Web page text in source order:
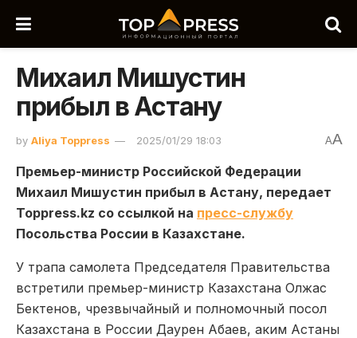
Михаил Мишустин
прибыл в Астану
by Aliya Toppress 2025/01/29 18:03 AA
Премьер-министр Российской Федерации
Михаил Мишустин прибыл в Астану, передает
Toppress.kz со ссылкой на пресс-службу
Посольства России в Казахстане.
У трапа самолета Председателя Правительства
встретили премьер-министр Казахстана Олжас
Бектенов, чрезвычайный и полномочный посол
Казахстана в России Даурен Абаев, аким Астаны